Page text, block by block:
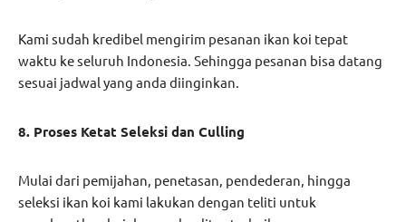
Kami sudah kredibel mengirim pesanan ikan koi tepat
waktu ke seluruh Indonesia. Sehingga pesanan bisa datang
sesuai jadwal yang anda diinginkan.
8. Proses Ketat Seleksi dan Culling
Mulai dari pemijahan, penetasan, pendederan, hingga
seleksi ikan koi kami lakukan dengan teliti untuk